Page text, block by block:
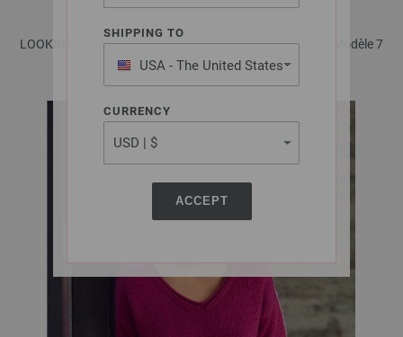
SHIPPING TO
USA - The United States
of America
CURRENCY
ACCEPT
LOOKBOOK No. 20 - Magazine (DE) + Explications (FR) | Modèle 7